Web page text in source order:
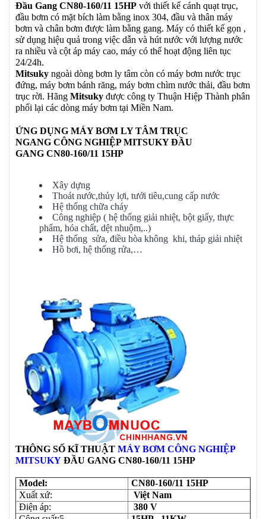
Đầu Gang CN80-160/11 15HP với thiết kế cánh quạt trục,
đầu bơm có mặt bích làm bằng inox 304, đầu và thân máy
bơm và chân bơm được làm bằng gang. Máy có thiết kế gọn ,
sử dụng hiệu quả trong việc dẫn và hút nước với lượng nước
ra nhiều và cột áp máy cao, máy có thể hoạt động liên tục
24/24h.
Mitsuky ngoài dòng bơm ly tâm còn có máy bơm nước trục
đứng, máy bơm bánh răng, máy bơm chìm nước thải, đầu bơm
trục rời. Hãng Mitsuky được công ty Thuận Hiệp Thành phân
phối lại các dòng máy bơm tại Miền Nam.
ỨNG DỤNG MÁY BƠM LY TÂM TRỤC
NGANG CÔNG NGHIỆP MITSUKY ĐẦU
GANG CN80-160/11 15HP
Xây dựng
Thoát nước,thủy lợi, tưới tiêu,cung cấp nước
Hệ thống chữa cháy
Công nghiệp ( hệ thống giải nhiệt, bột giấy, thực
phẩm, hóa chất, dệt nhuộm,..)
Hệ thống sửa, điều hòa không khi, tháp giải nhiệt
Hồ bơi, hệ thống rửa,…
THÔNG SỐ KĨ THUẬT MÁY BƠM CÔNG NGHIỆP
MITSUKY ĐẦU GANG CN80-160/11 15HP
Model:
CN80-160/11 15HP
Xuất xứ:
Việt Nam
Điện áp:
380 V